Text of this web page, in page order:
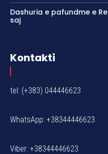
Dashuria e pafundme e
saj
Kontakti
tel: (+383) 044446623
WhatsApp: +38344446623
Viber: +38344446623